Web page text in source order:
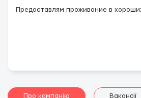
Предоставлям проживание в
Про компанію Вакансії